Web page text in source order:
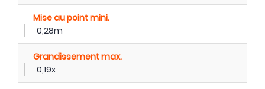
Mise au point mini.
0,28m
Grandissement max.
0,19x